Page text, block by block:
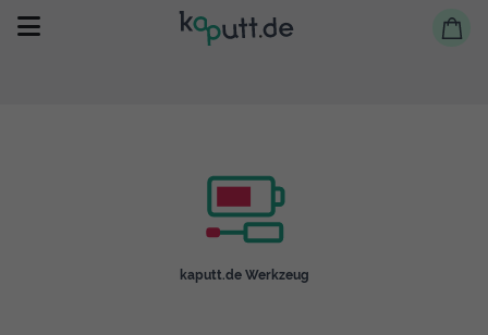
Selbst reparieren
kaputt.de Werkzeug